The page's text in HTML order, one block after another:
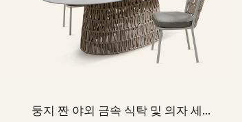
둥지 짠 야외 금속 식탁 및 의자 세트